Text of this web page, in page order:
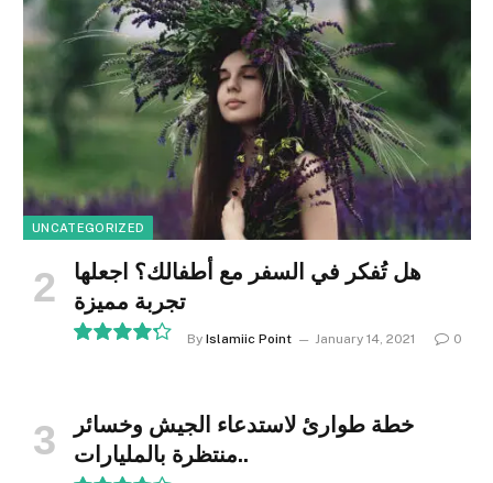
UNCATEGORIZED
هل تُفكر في السفر مع أطفالك؟ اجعلها
تجربة مميزة
By Islamiic Point January 14, 2021 0
خطة طوارئ لاستدعاء الجيش وخسائر
منتظرة بالمليارات..